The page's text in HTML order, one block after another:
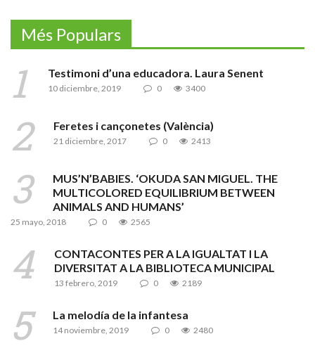
Més Populars
Testimoni d’una educadora. Laura Senent
10 diciembre, 2019 0 3400
Feretes i cançonetes (València)
21 diciembre, 2017 0 2413
MUS’N’BABIES. ‘OKUDA SAN MIGUEL. THE
MULTICOLORED EQUILIBRIUM BETWEEN
ANIMALS AND HUMANS’
25 mayo, 2018 0 2565
CONTACONTES PER A LA IGUALTAT I LA
DIVERSITAT A LA BIBLIOTECA MUNICIPAL
13 febrero, 2019 0 2189
La melodía de la infantesa
14 noviembre, 2019 0 2480